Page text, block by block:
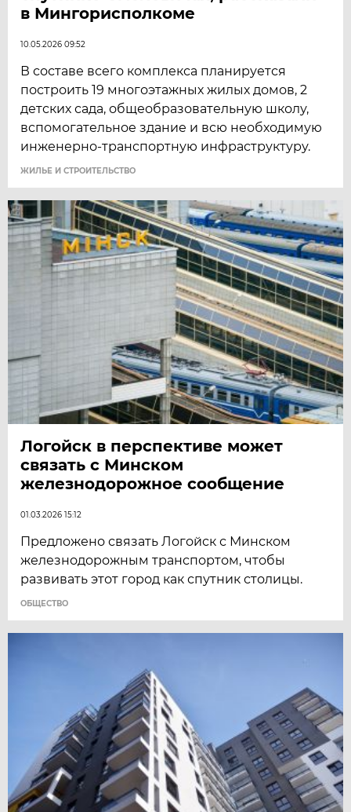
в Мингорисполкоме
10.05.2026 09:52
В составе всего комплекса планируется
построить 19 многоэтажных жилых домов, 2
детских сада, общеобразовательную школу,
вспомогательное здание и всю необходимую
инженерно-транспортную инфраструктуру.
ЖИЛЬЕ И СТРОИТЕЛЬСТВО
Логойск в перспективе может
связать с Минском
железнодорожное сообщение
01.03.2026 15:12
Предложено связать Логойск с Минском
железнодорожным транспортом, чтобы
развивать этот город как спутник столицы.
ОБЩЕСТВО